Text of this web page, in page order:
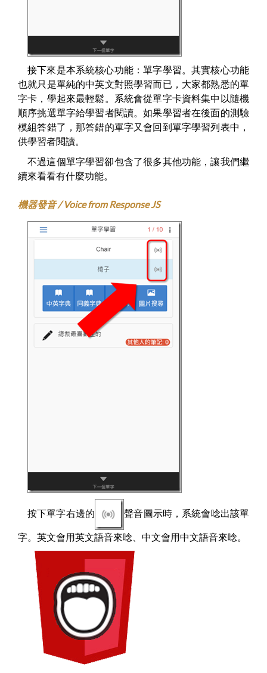
接下來是本系統核心功能：單字學習。其實核心功能
也就只是單純的中英文對照學習而已，大家都熟悉的單
字卡，學起來最輕鬆。系統會從單字卡資料集中以隨機
順序挑選單字給學習者閱讀。如果學習者在後面的測驗
模組答錯了，那答錯的單字又會回到單字學習列表中，
供學習者閱讀。
不過這個單字學習卻包含了很多其他功能，讓我們繼
續來看看有什麼功能。
機器發音 / Voice from Response JS
按下單字右邊的 聲音圖示時，系統會唸出該單
字。英文會用英文語音來唸、中文會用中文語音來唸。